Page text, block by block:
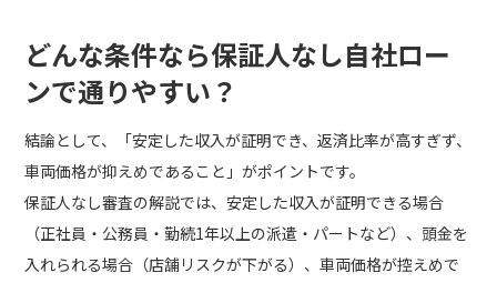
どんな条件なら保証人なし自社ロー
ンで通りやすい？
結論として、「安定した収入が証明でき、返済比率が高すぎず、
車両価格が抑えめであること」がポイントです。
保証人なし審査の解説では、安定した収入が証明できる場合
（正社員・公務員・勤続1年以上の派遣・パートなど）、頭金を
入れられる場合（店舗リスクが下がる）、車両価格が控えめで